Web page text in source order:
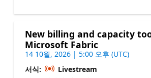
New billing and capacity
Microsoft Fabric
14 10월, 2026 | 5:00 오후 (UTC)
서식:
Livestream